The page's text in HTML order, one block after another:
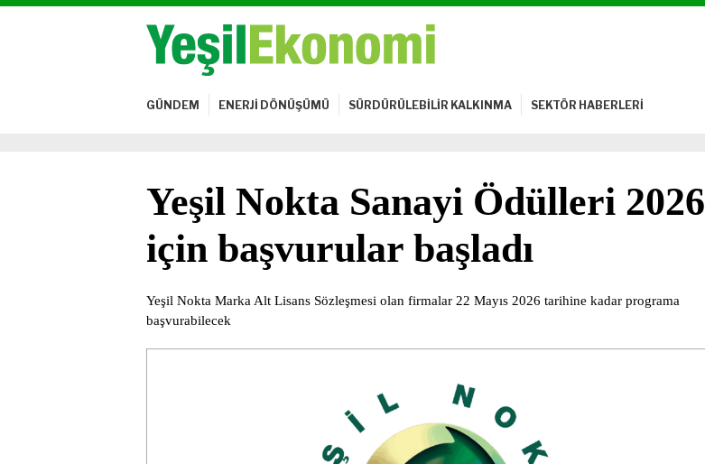
GÜNDEM ENERJİ DÖNÜŞÜMÜ SÜRDÜRÜLEBİLİR KALKINMA SEKTÖR HABERLERİ
Yeşil Nokta Sanayi Ödülleri 2026
için başvurular başladı
Yeşil Nokta Marka Alt Lisans Sözleşmesi olan firmalar 22 Mayıs 2026 tarihine kadar programa
başvurabilecek